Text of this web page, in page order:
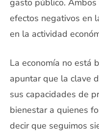
gasto público.
efectos negativos en
en la actividad
La economía no está
apuntar que la clave
sus capacidades de
bienestar a quienes
decir que seguimos